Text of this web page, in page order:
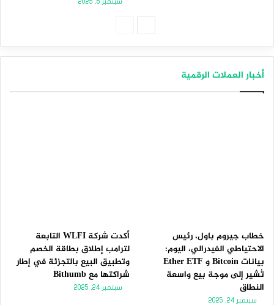
أخبار العملات الرقمية
خطاب جيروم باول، رئيس
الاحتياطي الفيدرالي، اليوم:
بيانات Bitcoin و Ether ETF
تُشير إلى موجة بيع واسعة
النطاق
سبتمبر 24, 2025
أكدت شركة WLFI التابعة
لترامب إطلاق بطاقة الخصم
وتطبيق البيع بالتجزئة في إطار
شراكتها مع Bithumb
سبتمبر 24, 2025